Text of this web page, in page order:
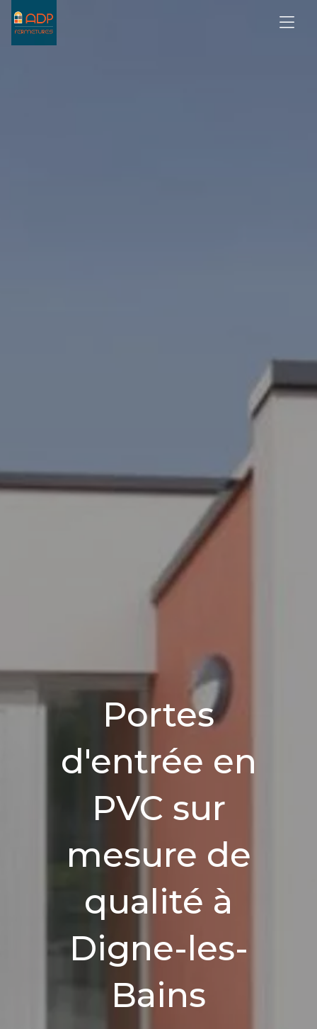
Portes
d'entrée en
PVC sur
mesure de
qualité à
Digne-les-
Bains